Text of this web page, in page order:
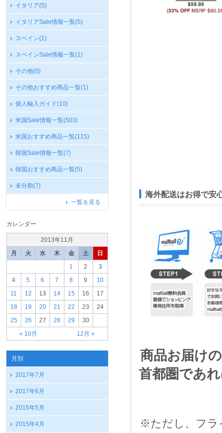
イタリア(5)
イタリアSale情報一覧(5)
スペイン(1)
スペインSale情報一覧(1)
その他(0)
その他おすすめ商品一覧(1)
個人輸入ガイド(10)
米国Sale情報一覧(503)
米国おすすめ商品一覧(115)
韓国Sale情報一覧(7)
韓国おすすめ商品一覧(5)
未分類(7)
一覧を見る
カレンダー
2013年11月
月
火 水 木 金 土 日
« 10月 12月 »
1 2
3
4
5 6 7 8 9
10
11
12 13 14 15 16
17
18
19 20 21 22 23
24
25
26 27 28 29 30
月別
2017年7月
2017年6月
2015年5月
2015年4月
海外配送はお得で安
商品お届け
首都圏であ
※ただし、フラ